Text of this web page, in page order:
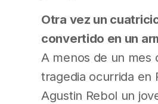
Otra vez un
convertido en un
A menos de un mes
tragedia ocurrida en
Agustin Rebol un